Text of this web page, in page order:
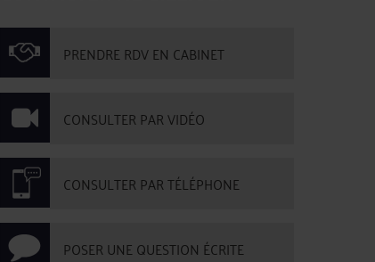
PRENDRE RDV EN CABINET
CONSULTER PAR VIDÉO
CONSULTER PAR TÉLÉPHONE
POSER UNE QUESTION ÉCRITE